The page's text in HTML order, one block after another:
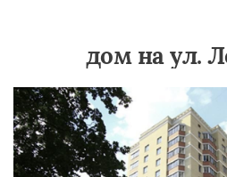
дом на ул.